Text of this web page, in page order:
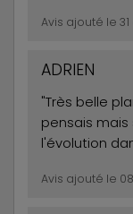
Avis ajouté le 31
ADRIEN
"Très belle
pensais
l'évolution
Avis ajouté le